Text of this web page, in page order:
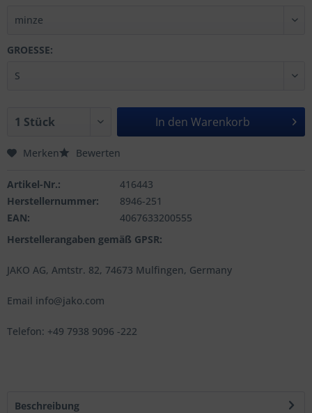
GROESSE:
In den Warenkorb
Merken Bewerten
Artikel-Nr.:
416443
Herstellernummer:
8946-251
EAN:
4067633200555
Herstellerangaben gemäß GPSR:
JAKO AG, Amtstr. 82, 74673 Mulfingen, Germany
Email info@jako.com
Telefon: +49 7938 9096 -222
Beschreibung